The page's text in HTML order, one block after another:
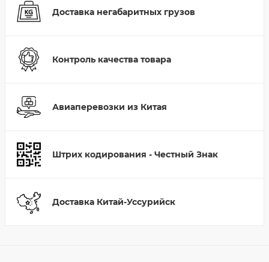
Доставка негабаритных грузов
Контроль качества товара
Авиаперевозки из Китая
Штрих кодирования - Честный Знак
Доставка Китай-Уссурийск